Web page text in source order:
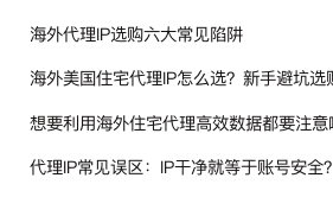
海外代理IP选购六大常见陷阱
代理IP常见误区：IP干净就等于账号安全？